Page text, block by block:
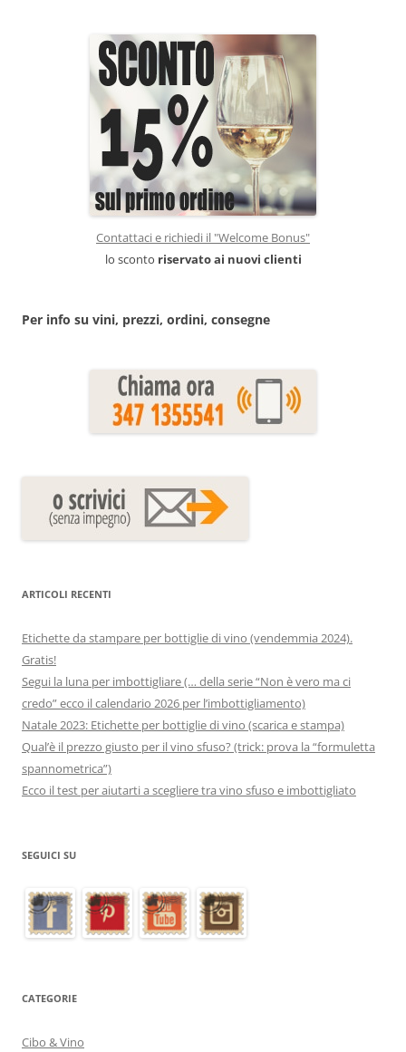
Contattaci e richiedi il "Welcome Bonus"
lo sconto riservato ai nuovi clienti
Per info su vini, prezzi, ordini, consegne
ARTICOLI RECENTI
Etichette da stampare per bottiglie di vino (vendemmia 2024).
Gratis!
Segui la luna per imbottigliare (… della serie “Non è vero ma ci
credo” ecco il calendario 2026 per l’imbottigliamento)
Natale 2023: Etichette per bottiglie di vino (scarica e stampa)
Qual’è il prezzo giusto per il vino sfuso? (trick: prova la “formuletta
spannometrica”)
Ecco il test per aiutarti a scegliere tra vino sfuso e imbottigliato
SEGUICI SU
CATEGORIE
Cibo & Vino